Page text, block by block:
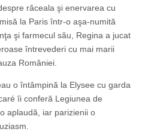
răceala şi enervarea cu
la Paris într-o aşa-numită
şi farmecul său, Regina a jucat
întrevederi cu mai marii
României.
o întâmpină la Elysee cu garda
îi conferă Legiunea de
aplaudă, iar parizienii o